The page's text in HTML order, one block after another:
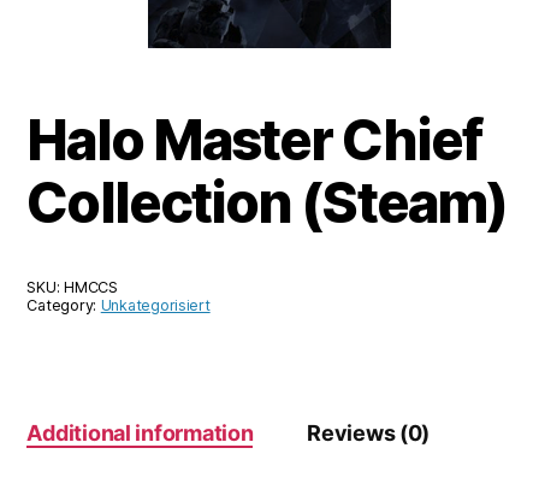
Halo Master Chief
Collection (Steam)
SKU:HMCCS
Category: Unkategorisiert
Additional information Reviews (0)